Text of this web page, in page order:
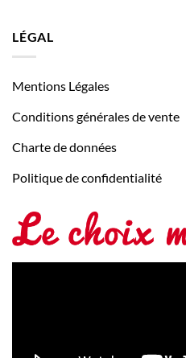
LÉGAL
Mentions Légales
Conditions générales de vente
Charte de données
Politique de confidentialité